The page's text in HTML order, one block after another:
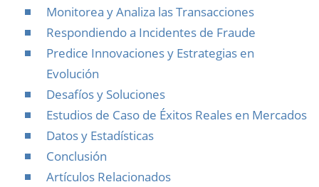
Monitorea y Analiza las Transacciones
Respondiendo a Incidentes de Fraude
Predice Innovaciones y Estrategias en
Evolución
Desafíos y Soluciones
Estudios de Caso de Éxitos Reales en Mercados
Datos y Estadísticas
Conclusión
Artículos Relacionados